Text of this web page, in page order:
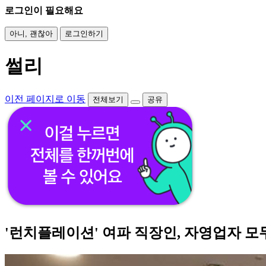
로그인이 필요해요
아니, 괜찮아 로그인하기
썰리
이전 페이지로 이동 전체보기 공유
'런치플레이션' 여파 직장인, 자영업자 모